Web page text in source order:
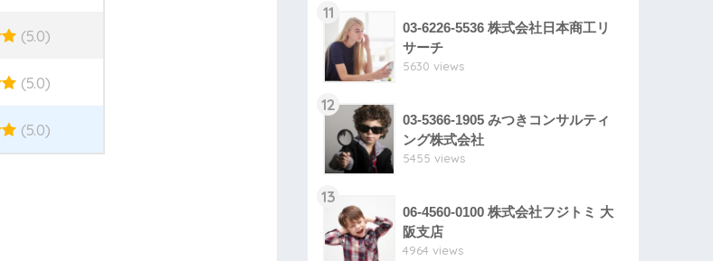
(5.0)
(5.0)
(5.0)
11
03-6226-5536 株式会社日本商工リ
サーチ
5630 views
12
03-5366-1905 みつきコンサルティ
ング株式会社
5455 views
13
06-4560-0100 株式会社フジトミ 大
阪支店
4964 views